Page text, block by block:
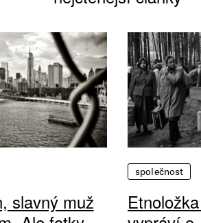
slavný muž
společnost